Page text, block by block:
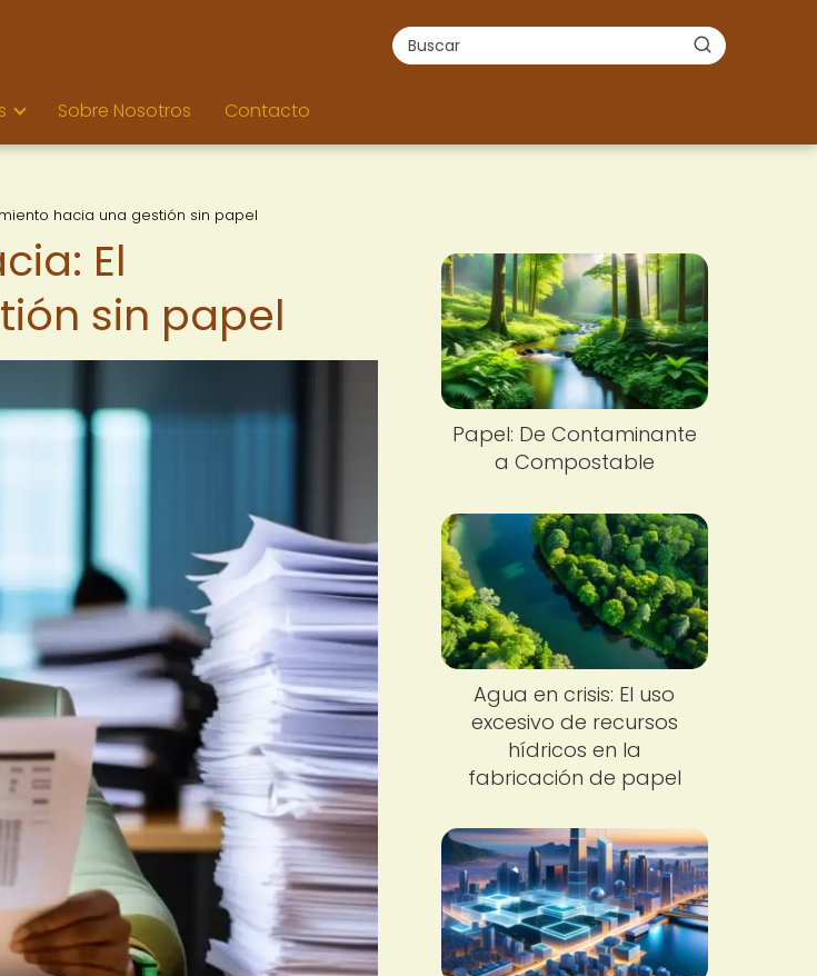
Sobre Nosotros Contacto
hacia una gestión sin papel
El
sin papel
Papel: De Contaminante
a Compostable
Agua en crisis: El uso
excesivo de recursos
hídricos en la
fabricación de papel